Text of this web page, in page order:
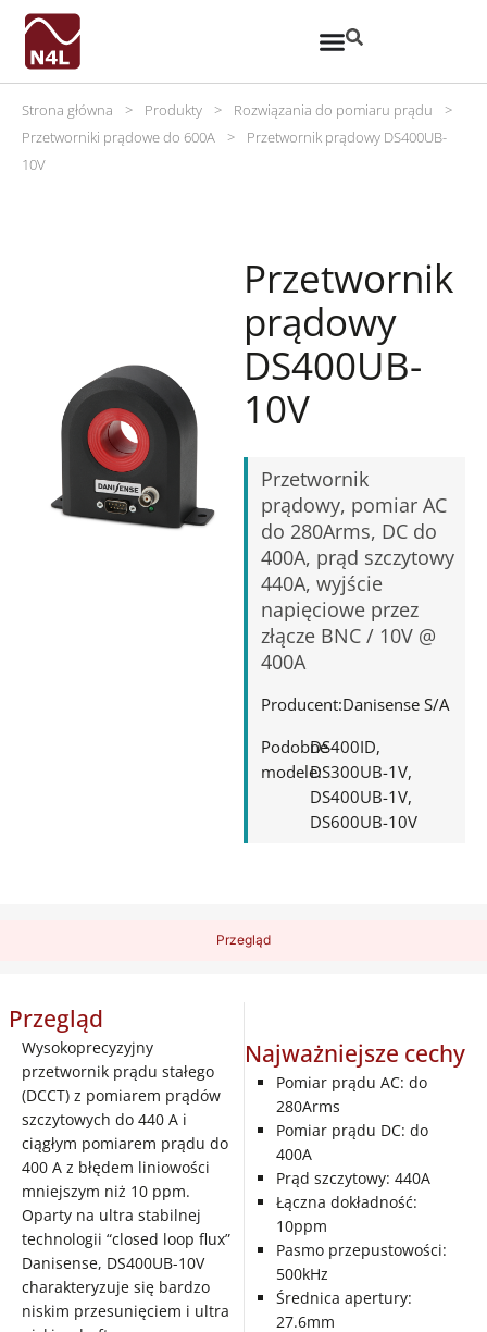
Strona główna > Produkty > Rozwiązania do pomiaru prądu
>
Przetworniki prądowe do 600A
>
Przetwornik prądowy DS400UB-
10V
Przetwornik
prądowy
DS400UB-
10V
Przetwornik
prądowy, pomiar AC
do 280Arms, DC do
400A, prąd szczytowy
440A, wyjście
napięciowe przez
złącze BNC / 10V @
400A
Producent:Danisense S/A
Podobne
modele:
DS400ID
DS300UB-1V
DS400UB-1V
DS600UB-10V
Przegląd
Przegląd
Wysokoprecyzyjny
przetwornik prądu stałego
(DCCT) z pomiarem prądów
szczytowych do 440 A i
ciągłym pomiarem prądu do
400 A z błędem liniowości
mniejszym niż 10 ppm.
Oparty na ultra stabilnej
technologii “closed loop flux”
Danisense, DS400UB-10V
charakteryzuje się bardzo
niskim przesunięciem i ultra
Najważniejsze cechy
Pomiar prądu AC: do
280Arms
Pomiar prądu DC: do
400A
Prąd szczytowy: 440A
Łączna dokładność:
10ppm
Pasmo przepustowości:
500kHz
Średnica apertury:
27.6mm